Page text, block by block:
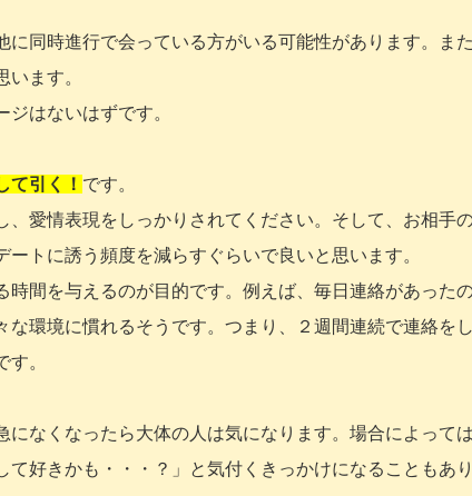
同時進行で会っている方がいる可能性があります。ま
ます。
はないはずです。
て引く！ です。
、愛情表現をしっかりされてください。そして、お相手
トに誘う頻度を減らすぐらいで良いと思います。
間を与えるのが目的です。例えば、毎日連絡があった
環境に慣れるそうです。つまり、２週間連続で連絡を
。
なくなったら大体の人は気になります。場合によって
好きかも・・・？」と気付くきっかけになることもあり